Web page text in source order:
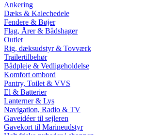
Ankering
Dæks & Kalechedele
Fendere & Bøjer
Flag, Årer & Bådshager
Outlet
Rig, dæksudstyr & Tovværk
Trailertilbehør
Bådpleje & Vedligeholdelse
Komfort ombord
Pantry, Toilet & VVS
El & Batterier
Lanterner & Lys
Navigation, Radio & TV
Gaveidéer til sejleren
Gavekort til Marineudstyr